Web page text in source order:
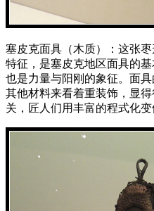
塞皮克面具（木质）：这张
特征，是塞皮克地区面具的
也是力量与阳刚的象征。面
其他材料来看着重装饰，显
关，匠人们用丰富的程式化变